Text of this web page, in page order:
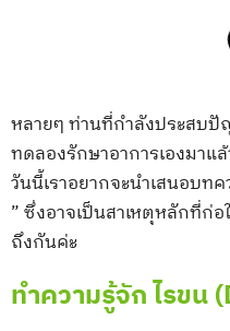
หลายๆ ท่านที่กำลังประสบ
ทดลองรักษาอาการเองมา
วันนี้เราอยากจะนำเสนอบท
” ซึ่งอาจเป็นสาเหตุหลักที่ก่
ถึงกันค่ะ
ทำความรู้จัก ไรขน